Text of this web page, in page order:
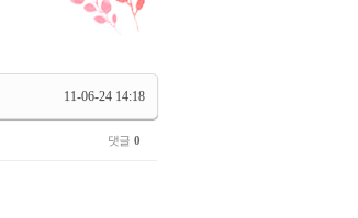
11-06-24 14:18
댓글 0